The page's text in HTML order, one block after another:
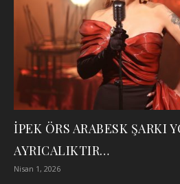
İPEK ÖRS ARABESK ŞARKI
AYRICALIKTIR…
Nisan 1, 2026